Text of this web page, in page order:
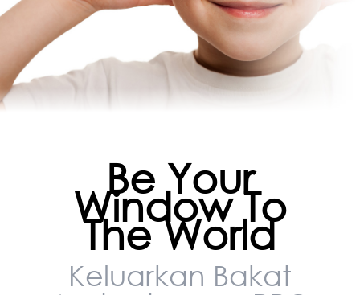
Be Your
The World
Keluarkan Bakat
Anda dengan PRO
MP242P